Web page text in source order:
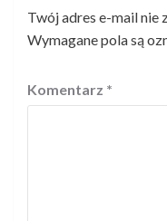
Twój adres e-mail nie
Wymagane pola są
Komentarz *